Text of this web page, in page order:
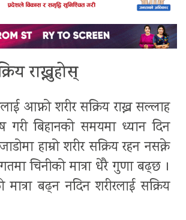
राख्नुहोस्
आफ्नो शरीर सक्रिय राख्न सल्लाह
गरी बिहानको समयमा ध्यान दिन
हाम्रो शरीर सक्रिय रहन नसक्ने
चिनीको मात्रा धेरै गुणा बढ्छ ।
मात्रा बढ्न नदिन शरीरलाई सक्रिय